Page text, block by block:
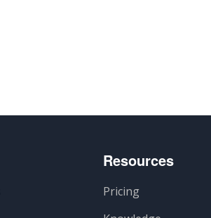
Resources
Pricing